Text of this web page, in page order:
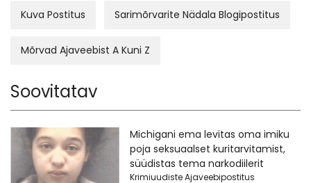
Kuva Postitus Sarimõrvarite Nädala Blogipostitus
Mõrvad Ajaveebist A Kuni Z
Soovitatav
Michigani ema levitas oma imiku
poja seksuaalset kuritarvitamist,
süüdistas tema narkodiilerit
Krimiuudiste Ajaveebipostitus